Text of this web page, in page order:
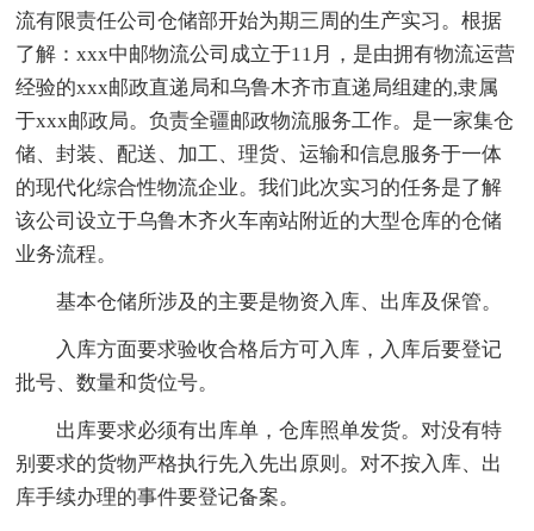
流有限责任公司仓储部开始为期三周的生产实习。根据
了解：xxx中邮物流公司成立于11月，是由拥有物流运营
经验的xxx邮政直递局和乌鲁木齐市直递局组建的,隶属
于xxx邮政局。负责全疆邮政物流服务工作。是一家集仓
储、封装、配送、加工、理货、运输和信息服务于一体
的现代化综合性物流企业。我们此次实习的任务是了解
该公司设立于乌鲁木齐火车南站附近的大型仓库的仓储
业务流程。
基本仓储所涉及的主要是物资入库、出库及保管。
入库方面要求验收合格后方可入库，入库后要登记
批号、数量和货位号。
出库要求必须有出库单，仓库照单发货。对没有特
别要求的货物严格执行先入先出原则。对不按入库、出
库手续办理的事件要登记备案。